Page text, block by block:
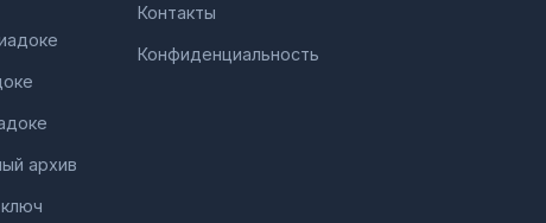
архив
Контакты
Конфиденциальность